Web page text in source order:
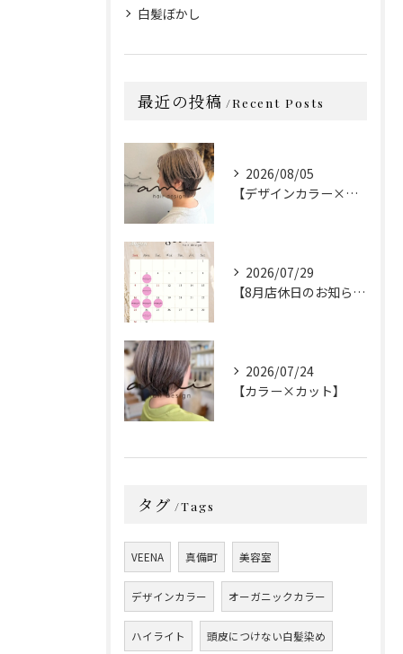
白髪ぼかし
最近の投稿 Recent Posts
2026/08/05
【デザインカラー×カット】
2026/07/29
【8月店休日のお知らせ】
2026/07/24
【カラー×カット】
タグ Tags
VEENA 真備町 美容室
デザインカラー オーガニックカラー
ハイライト 頭皮につけない白髪染め